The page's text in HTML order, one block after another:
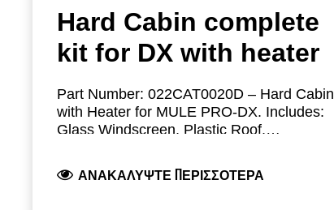
Hard Cabin complete
kit for DX with heater
Part Number: 022CAT0020D – Hard Cabin
with Heater for MULE PRO-DX. Includes:
Glass Windscreen, Plastic Roof,
Doors with sliding openable windows,
Wiper and Washer Kit, and Heater Kit.
quality black finish. Flip-up tinted single-
ΑΝΑΚΑΛΎΨΤΕ ΠΕΡΙΣΣΌΤΕΡΑ